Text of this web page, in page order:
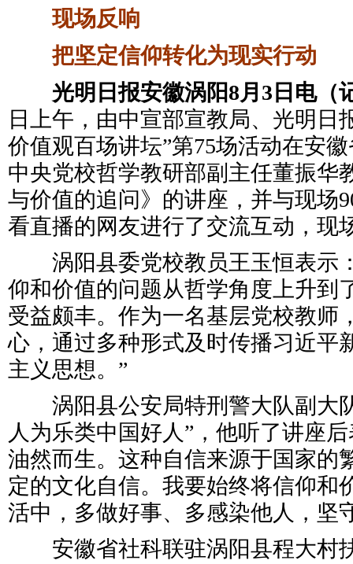
现场反响
把坚定信仰转化为现实行动
光明日报安徽涡阳8月3日电（
日上午，由中宣部宣教局、光明日
价值观百场讲坛”第75场活动在安
中央党校哲学教研部副主任董振华
与价值的追问》的讲座，并与现场
看直播的网友进行了交流互动，现
涡阳县委党校教员王玉恒表示
仰和价值的问题从哲学角度上升到
受益颇丰。作为一名基层党校教师
心，通过多种形式及时传播习近平
主义思想。”
涡阳县公安局特刑警大队副大队
人为乐类中国好人”，他听了讲座
油然而生。这种自信来源于国家的
定的文化自信。我要始终将信仰和
活中，多做好事、多感染他人，坚
安徽省社科联驻涡阳县程大村